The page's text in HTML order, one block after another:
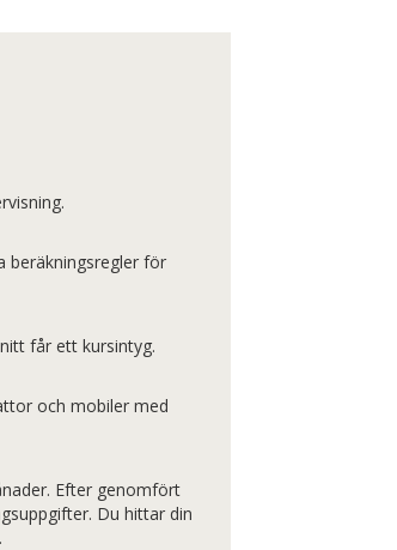
beräkningsregler för
får ett kursintyg.
och mobiler med
Efter genomfört
Du hittar din